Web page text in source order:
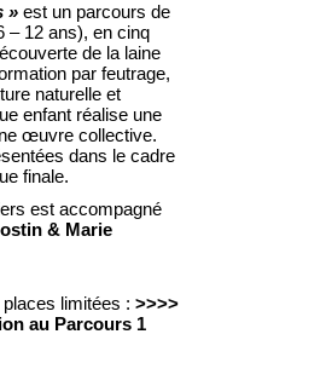
» est un parcours de
– 12 ans), en cinq
de la laine
par feutrage,
naturelle et
enfant réalise une
œuvre collective.
dans le cadre
finale.
est accompagné
& Marie
limitées : >>>>
au Parcours 1